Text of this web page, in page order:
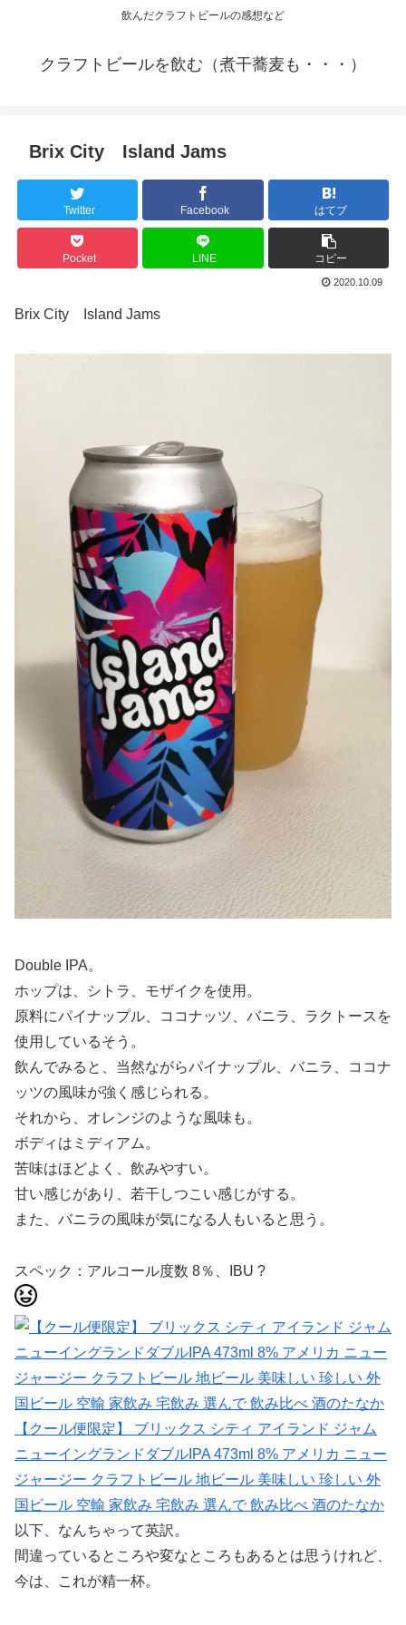
飲んだクラフトビールの感想など
クラフトビールを飲む（煮干蕎麦も・・・）
Brix City Island Jams
Twitter Facebook はてブ
Pocket LINE コピー
2020.10.09
Brix City Island Jams
Double IPA。
ホップは、シトラ、モザイクを使用。
原料にパイナップル、ココナッツ、バニラ、ラクトースを
使用しているそう。
飲んでみると、当然ながらパイナップル、バニラ、ココナ
ッツの風味が強く感じられる。
それから、オレンジのような風味も。
ボディはミディアム。
苦味はほどよく、飲みやすい。
甘い感じがあり、若干しつこい感じがする。
また、バニラの風味が気になる人もいると思う。
スペック：アルコール度数 8％、IBU ?
【クール便限定】 ブリックス シティ アイランド ジャム
ニューイングランドダブルIPA 473ml 8% アメリカ ニュー
ジャージー クラフトビール 地ビール 美味しい 珍しい 外
国ビール 空輸 家飲み 宅飲み 選んで 飲み比べ 酒のたなか
以下、なんちゃって英訳。
間違っているところや変なところもあるとは思うけれど、
今は、これが精一杯。